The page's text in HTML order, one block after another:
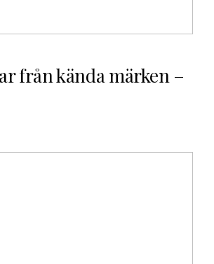
från kända märken –